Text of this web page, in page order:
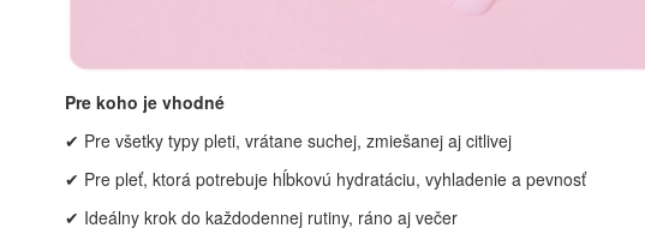
Pre koho je vhodné
✔ Pre všetky typy pleti, vrátane suchej, zmiešanej aj citlivej
✔ Pre pleť, ktorá potrebuje hĺbkovú hydratáciu, vyhladenie a pevnosť
✔ Ideálny krok do každodennej rutiny, ráno aj večer